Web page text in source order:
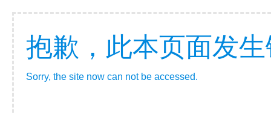
抱歉，此本页面发
Sorry, the site now can not be accessed.